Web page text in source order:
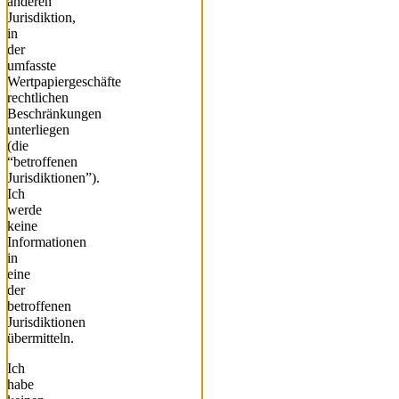
Jurisdiktion,
in
der
umfasste
Wertpapiergeschäfte
rechtlichen
Beschränkungen
unterliegen
(die
“betroffenen
Jurisdiktionen”).
Ich
werde
keine
Informationen
in
eine
der
betroffenen
Jurisdiktionen
übermitteln.
Ich
habe